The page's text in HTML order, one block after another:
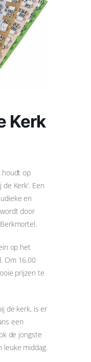
Kerk
houdt op
Kerk’. Een
en
door
op het
Om 16.00
prijzen te
de kerk, is er
een
de jongste
leuke middag.